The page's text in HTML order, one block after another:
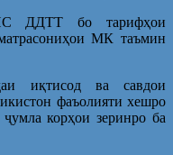
ДДТТ бо тарифҳои
МК таъмин
иқтисод ва савдои
фаъолияти хешро
корҳои зеринро ба